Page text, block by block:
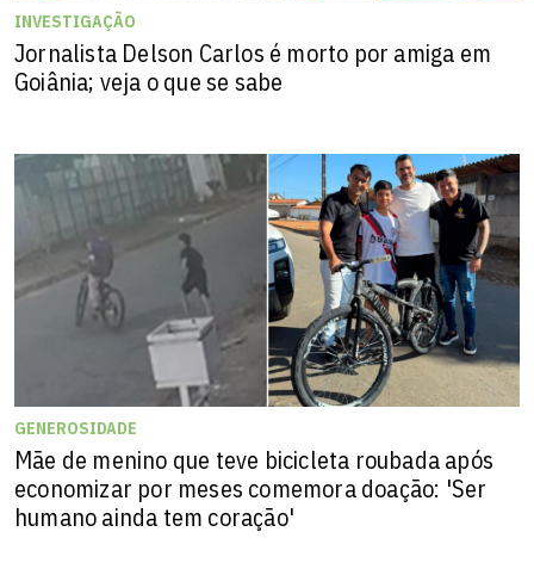
INVESTIGAÇÃO
Jornalista Delson Carlos é morto por amiga em
Goiânia; veja o que se sabe
GENEROSIDADE
Mãe de menino que teve bicicleta roubada após
economizar por meses comemora doação: 'Ser
humano ainda tem coração'